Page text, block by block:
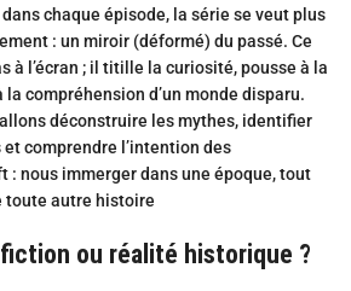
chaque épisode, la série se veut plus
: un miroir (déformé) du passé. Ce
à l’écran ; il titille la curiosité, pousse à la
compréhension d’un monde disparu.
déconstruire les mythes, identifier
comprendre l’intention des
: nous immerger dans une époque, tout
toute autre histoire
ou réalité historique ?